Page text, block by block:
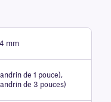
mm
de 1 pouce),
de 3 pouces)